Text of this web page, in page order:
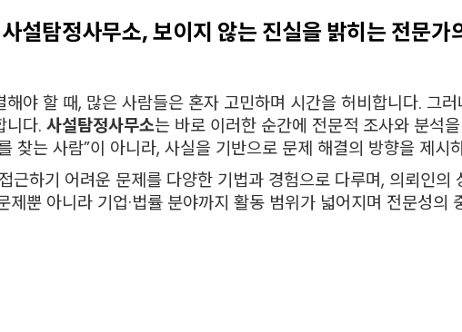
사설탐정사무소, 보이지 않는 진실을 밝히는 전문가
야 할 때, 많은 사람들은 혼자 고민하며 시간을 허비합니다. 그
니다. 사설탐정사무소는 바로 이러한 순간에 전문적 조사와 분석
찾는 사람”이 아니라, 사실을 기반으로 문제 해결의 방향을 제시
근하기 어려운 문제를 다양한 기법과 경험으로 다루며, 의뢰인의
제뿐 아니라 기업·법률 분야까지 활동 범위가 넓어지며 전문성의